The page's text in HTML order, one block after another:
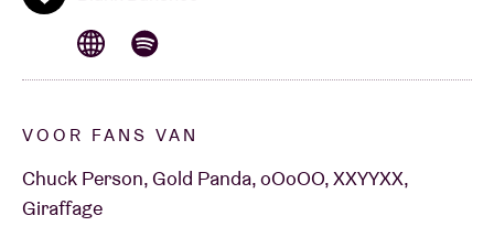
VOOR FANS VAN
Chuck Person, Gold Panda, oOoOO, XXYYXX,
Giraffage